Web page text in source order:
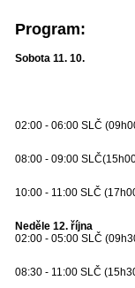
Program:
Sobota 11. 10.
02:00 - 06:00 SLČ
08:00 - 09:00
10:00 - 11:00 SLČ
Neděle 12. října
02:00 - 05:00 SLČ
08:30 - 11:00 SLČ